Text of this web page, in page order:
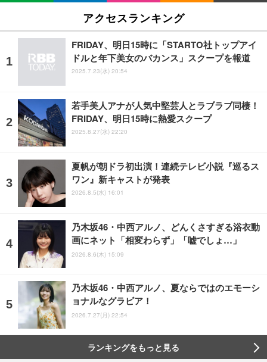
アクセスランキング
FRIDAY、明日15時に「STARTO社トップアイ
ドルと年下美女のバカンス」スクープを報道
2025.7.23(水) 20:54
若手美人アナが人気中堅芸人とラブラブ同棲！
FRIDAY、明日15時に熱愛スクープ
2025.8.27(水) 22:20
夏帆が朝ドラ初出演！連続テレビ小説『巡るス
ワン』新キャストが発表
2026.8.5(水) 16:01
乃木坂46・中西アルノ、どんくさすぎる浴衣動
画にネット「相変わらず」「嘘でしょ…」
2026.8.6(木) 15:09
乃木坂46・中西アルノ、夏ならではのエモーシ
ョナルなグラビア！
2026.7.27(月) 22:54
ランキングをもっと見る